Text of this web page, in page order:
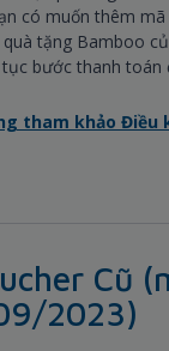
có muốn thêm
tặng Bamboo
bước thanh toán
tham khảo Điều
Cũ
2023)